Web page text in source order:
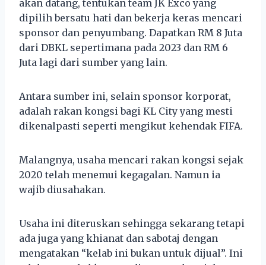
akan datang, tentukan team JK Exco yang
dipilih bersatu hati dan bekerja keras mencari
sponsor dan penyumbang. Dapatkan RM 8 Juta
dari DBKL sepertimana pada 2023 dan RM 6
Juta lagi dari sumber yang lain.
Antara sumber ini, selain sponsor korporat,
adalah rakan kongsi bagi KL City yang mesti
dikenalpasti seperti mengikut kehendak FIFA.
Malangnya, usaha mencari rakan kongsi sejak
2020 telah menemui kegagalan. Namun ia
wajib diusahakan.
Usaha ini diteruskan sehingga sekarang tetapi
ada juga yang khianat dan sabotaj dengan
mengatakan “kelab ini bukan untuk dijual”. Ini